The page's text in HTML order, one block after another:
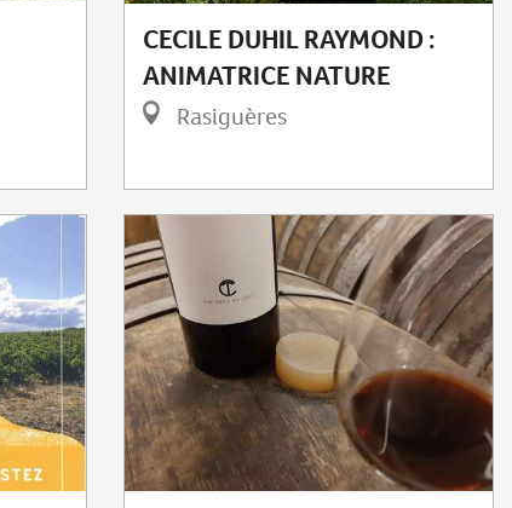
CECILE DUHIL RAYMOND :
ANIMATRICE NATURE
Rasiguères